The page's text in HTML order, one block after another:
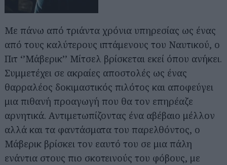
Με πάνω από τριάντα χρόνια υπηρεσίας ως ένας
από τους καλύτερους ιπτάμενους του Ναυτικού, ο
Πιτ ‘’Μάβερικ’’ Μίτσελ βρίσκεται εκεί όπου ανήκει.
Συμμετέχει σε ακραίες αποστολές ως ένας
θαρραλέος δοκιμαστικός πιλότος και αποφεύγει
μια πιθανή προαγωγή που θα τον επηρέαζε
αρνητικά. Αντιμετωπίζοντας ένα αβέβαιο μέλλον
αλλά και τα φαντάσματα του παρελθόντος, ο
Μάβερικ βρίσκει τον εαυτό του σε μια πάλη
ενάντια στους πιο σκοτεινούς του φόβους, με